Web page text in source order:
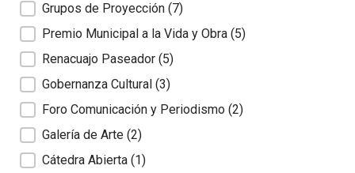
Grupos de Proyección (7)
Premio Municipal a la Vida y Obra (5)
Renacuajo Paseador (5)
Gobernanza Cultural (3)
Foro Comunicación y Periodismo (2)
Galería de Arte (2)
Cátedra Abierta (1)